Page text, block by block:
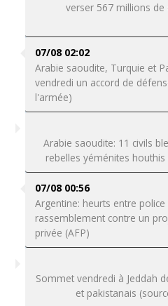
verser 567 millions
07/08 02:02
Arabie saoudite, Turquie et
vendredi un accord de
l'armée)
Arabie saoudite: 11 civils
rebelles yéménites
07/08 00:56
Argentine: heurts entre
rassemblement contre un
privée (AFP)
Sommet vendredi à Jeddah
et pakistanais